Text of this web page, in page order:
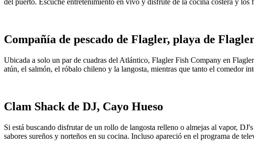
del puerto. Escuche entretenimiento en vivo y disfrute de la cocina costera y
Compañía de pescado de Flagler, playa de
Ubicada a solo un par de cuadras del Atlántico, Flagler Fish Company en
atún, el salmón, el róbalo chileno y la langosta, mientras que tanto el comedor
Clam Shack de DJ, Cayo Hueso
Si está buscando disfrutar de un rollo de langosta relleno o almejas al vapor,
sabores sureños y norteños en su cocina. Incluso apareció en el programa de